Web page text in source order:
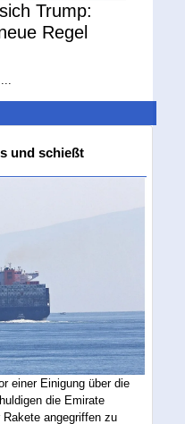
Trump:
Regel
und schießt
einer Einigung über die
die Emirate
angegriffen zu